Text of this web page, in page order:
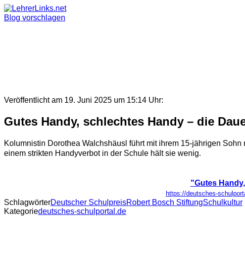
Skip
to
Blog vorschlagen
Veröffentlicht am 19. Juni 2025 um 15:14 Uhr:
Gutes Handy, schlechtes Handy – die
Kolumnistin Dorothea Walchshäusl führt mit ihrem 15-jährigen
einem strikten Handyverbot in der Schule hält sie wenig.
"Gutes
https://deutsches-
SchlagwörterDeutscher SchulpreisRobert Bosch StiftungSchulkultur
Kategoriedeutsches-schulportal.de